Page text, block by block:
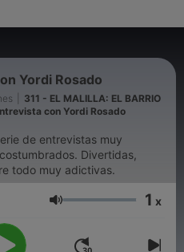
Yordi Rosado
311 - EL MALILLA: EL BARRIO
con Yordi Rosado
de entrevistas muy
Divertidas,
todo muy adictivas.
Lydstyrke 1 x